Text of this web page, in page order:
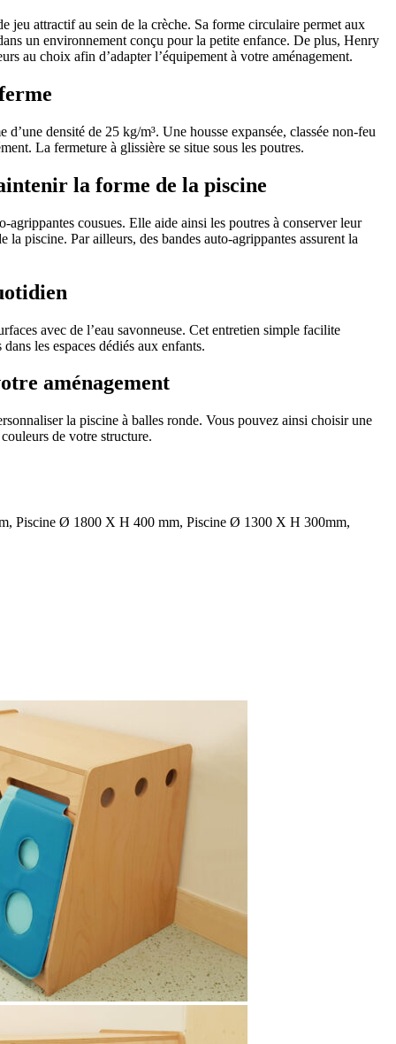
jeu attractif au sein de la crèche. Sa forme circulaire permet aux
un environnement conçu pour la petite enfance. De plus, Henry
au choix afin d’adapter l’équipement à votre aménagement.
densité de 25 kg/m³. Une housse expansée, classée non-feu
La fermeture à glissière se situe sous les poutres.
la forme de la piscine
agrippantes cousues. Elle aide ainsi les poutres à conserver leur
piscine. Par ailleurs, des bandes auto-agrippantes assurent la
avec de l’eau savonneuse. Cet entretien simple facilite
les espaces dédiés aux enfants.
aménagement
la piscine à balles ronde. Vous pouvez ainsi choisir une
de votre structure.
Piscine Ø 1800 X H 400 mm, Piscine Ø 1300 X H 300mm,